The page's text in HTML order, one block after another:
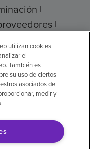
Corporation
ayuda de
utilizan cookies
el
También es
su uso de ciertos
asociados de
medir y